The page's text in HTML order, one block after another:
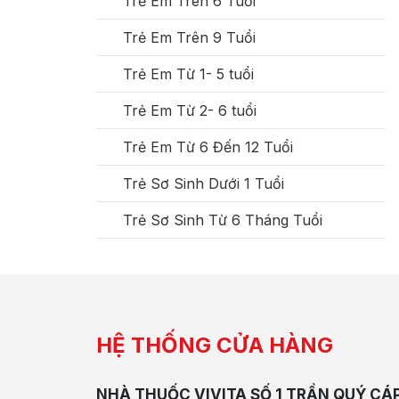
Trẻ Em Trên 9 Tuổi
Trẻ Em Từ 1- 5 tuổi
Trẻ Em Từ 2- 6 tuổi
Trẻ Em Từ 6 Đến 12 Tuổi
Trẻ Sơ Sinh Dưới 1 Tuổi
Trẻ Sơ Sinh Từ 6 Tháng Tuổi
HỆ THỐNG CỬA HÀNG
NHÀ THUỐC VIVITA SỐ 1 TRẦN QUÝ